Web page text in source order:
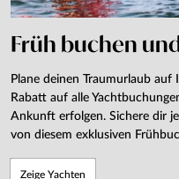
Früh buchen
Plane deinen Traumurlaub auf
Rabatt auf alle
Ankunft erfolgen. Sichere dir
von diesem exklusiven
Zeige Yachten